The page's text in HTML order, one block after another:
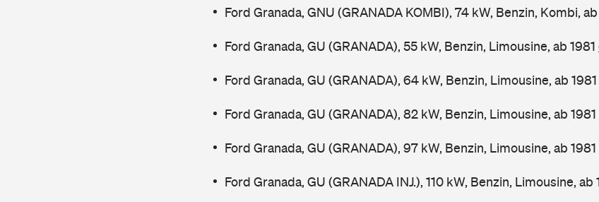
Ford Granada, GNU (GRANADA KOMBI), 74 kW, Benzin, Kombi,
Ford Granada, GU (GRANADA), 55 kW, Benzin, Limousine, ab 1981
Ford Granada, GU (GRANADA), 64 kW, Benzin, Limousine, ab 1981
Ford Granada, GU (GRANADA), 82 kW, Benzin, Limousine, ab 1981
Ford Granada, GU (GRANADA), 97 kW, Benzin, Limousine, ab 1981
Ford Granada, GU (GRANADA INJ.), 110 kW, Benzin, Limousine, ab